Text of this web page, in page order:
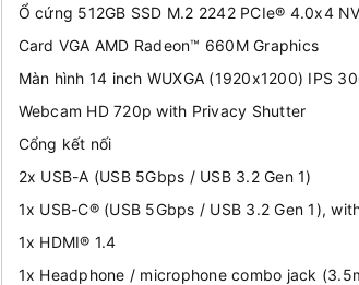
Ổ cứng 512GB SSD M.2 2242 PCIe® 4.0x4
Card VGA AMD Radeon™ 660M Graphics
Màn hình 14 inch WUXGA (1920x1200) IPS
Webcam HD 720p with Privacy Shutter
Cổng kết nối
2x USB-A (USB 5Gbps / USB 3.2 Gen 1)
1x USB-C® (USB 5Gbps / USB 3.2 Gen 1),
1x HDMI® 1.4
1x Headphone / microphone combo jack